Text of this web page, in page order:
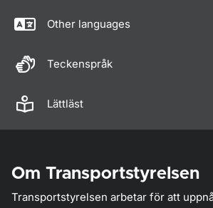
Other languages
Teckenspråk
Lättläst
Om Transportstyrelsen
Transportstyrelsen arbetar för att